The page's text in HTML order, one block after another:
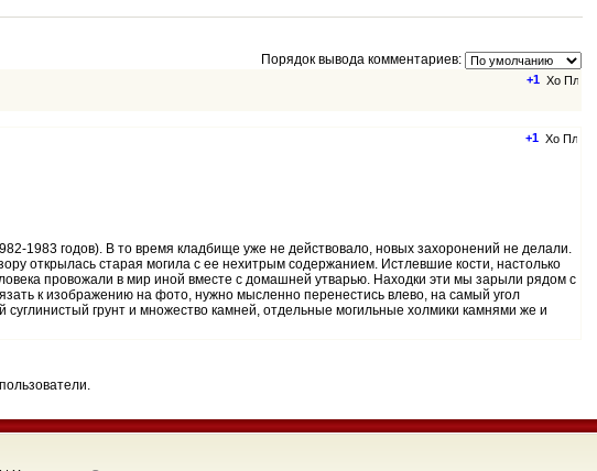
Порядок вывода комментариев:
+1
+1
1983 годов). В то время кладбище уже не действовало, новых захоронений не делали.
открылась старая могила с ее нехитрым содержанием. Истлевшие кости, настолько
провожали в мир иной вместе с домашней утварью. Находки эти мы зарыли рядом с
к изображению на фото, нужно мысленно перенестись влево, на самый угол
грунт и множество камней, отдельные могильные холмики камнями же и